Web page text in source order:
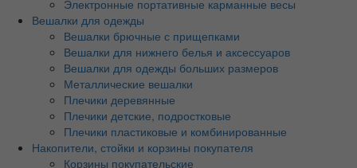
Электронные портативные карманные весы
Вешалки для одежды
Вешалки брючные с прищепками
Вешалки для нижнего белья и аксессуаров
Вешалки для одежды больших размеров
Металлические вешалки
Плечики деревянные
Плечики детские, подростковые
Плечики пластиковые и комбинированные
Накопители, стойки и корзины покупателя
Корзины покупательские